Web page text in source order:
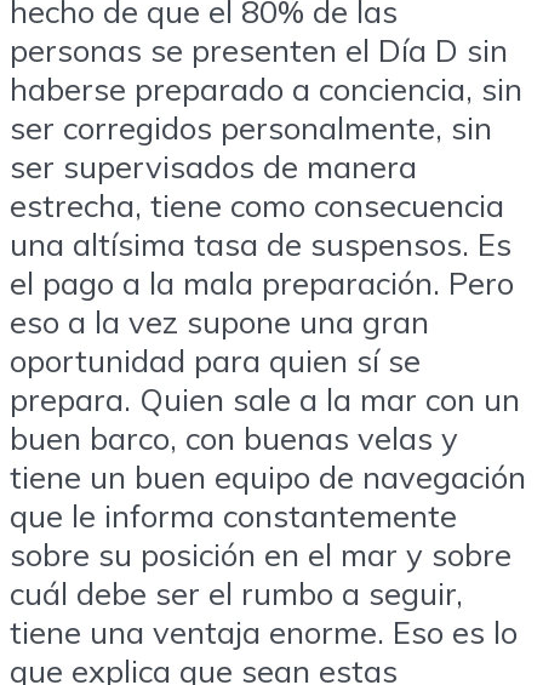
hecho de que el 80% de las
personas se presenten el Día D sin
haberse preparado a conciencia, sin
ser corregidos personalmente, sin
ser supervisados de manera
estrecha, tiene como consecuencia
una altísima tasa de suspensos. Es
el pago a la mala preparación. Pero
eso a la vez supone una gran
oportunidad para quien sí se
prepara. Quien sale a la mar con un
buen barco, con buenas velas y
tiene un buen equipo de navegación
que le informa constantemente
sobre su posición en el mar y sobre
cuál debe ser el rumbo a seguir,
tiene una ventaja enorme. Eso es lo
que explica que sean estas